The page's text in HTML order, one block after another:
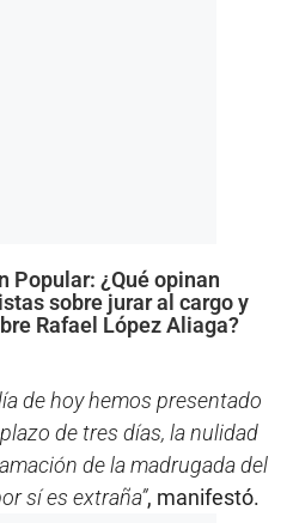
Popular: ¿Qué opinan
sobre jurar al cargo y
Rafael López Aliaga?
de hoy hemos presentado
de tres días, la nulidad
de la madrugada del
sí es extraña”, manifestó.